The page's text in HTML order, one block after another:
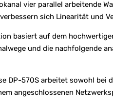
vier parallel arbeitende
sich Linearität und
basiert auf dem
und die nachfolgende
DP-570S arbeitet sowohl
angeschlossenen